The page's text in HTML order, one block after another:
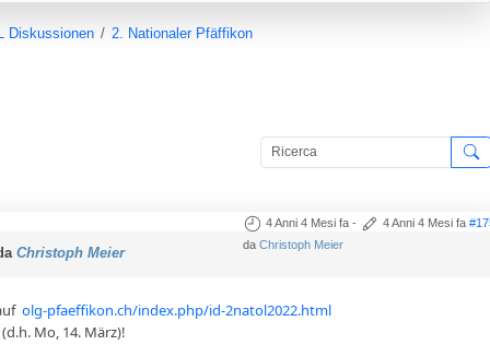
Diskussionen 2. Nationaler Pfäffikon
4 Anni 4 Mesi fa - 4 Anni 4 Mesi fa
da Christoph Meier
Christoph Meier
olg-pfaeffikon.ch/index.php/id-2natol2022.html
Mo, 14. März)!